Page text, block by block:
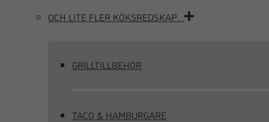
OCH LITE FLER KÖKSREDSKAP…
GRILLTILLBEHÖR
TACO & HAMBURGARE